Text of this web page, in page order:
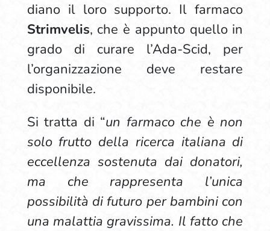
diano il loro supporto. Il farmaco
Strimvelis, che è appunto quello in
grado di curare l’Ada-Scid, per
l’organizzazione deve restare
disponibile.
Si tratta di “un farmaco che è non
solo frutto della ricerca italiana di
eccellenza sostenuta dai donatori,
ma che rappresenta l’unica
possibilità di futuro per bambini con
una malattia gravissima. Il fatto che